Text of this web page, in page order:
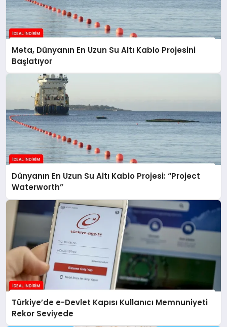
Meta, Dünyanın En Uzun Su Altı Kablo Projesini
Başlatıyor
Dünyanın En Uzun Su Altı Kablo Projesi: “Project
Waterworth”
Türkiye’de e-Devlet Kapısı Kullanıcı Memnuniyeti
Rekor Seviyede